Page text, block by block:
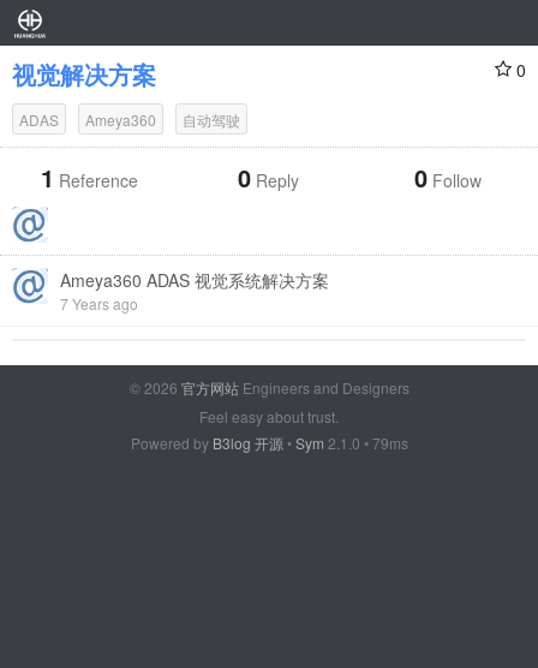
视觉解决方案 0
ADAS Ameya360 自动驾驶
1 Reference 0 Reply 0 Follow
Ameya360 ADAS 视觉系统解决方案
7 Years ago
© 2026 官方网站Engineers and Designers
Feel easy about trust.
Powered by B3log 开源 •Sym 2.1.0 • 79ms